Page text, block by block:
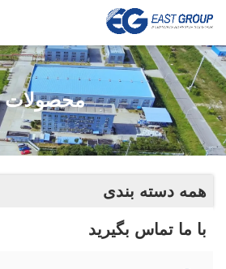
محصولات
همه دسته بندی
با ما تماس بگیرید